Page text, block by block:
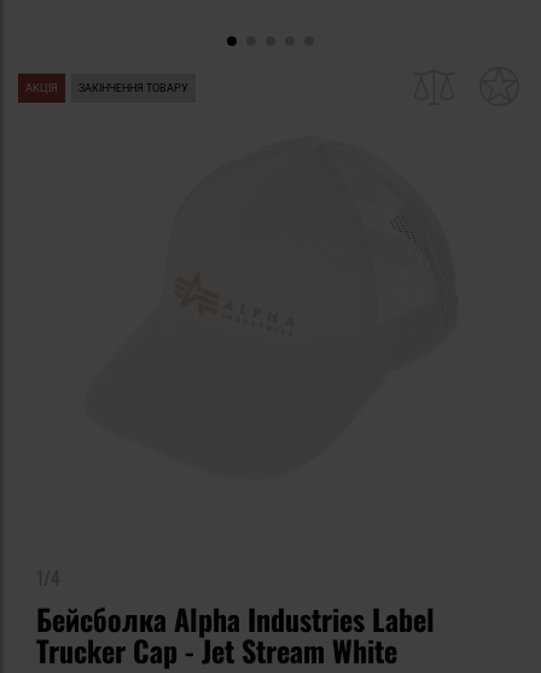
АКЦІЯ ЗАКІНЧЕННЯ ТОВАРУ
Бейсболка Alpha Industries Label
Trucker Cap - Jet Stream White